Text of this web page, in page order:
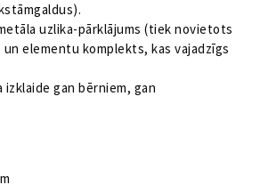
uzlika-pārklājums (tiek novietots
elementu komplekts, kas vajadzīgs
gan bērniem, gan